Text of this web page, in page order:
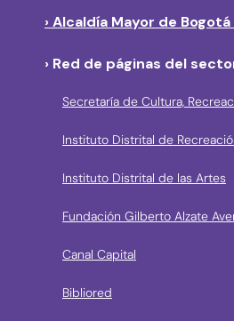
› Alcaldía Mayor de Bogotá
› Red de páginas del
Secretaría de Cultura,
Instituto Distrital de
Instituto Distrital de las Artes
Fundación Gilberto Alzate
Canal Capital
Bibliored